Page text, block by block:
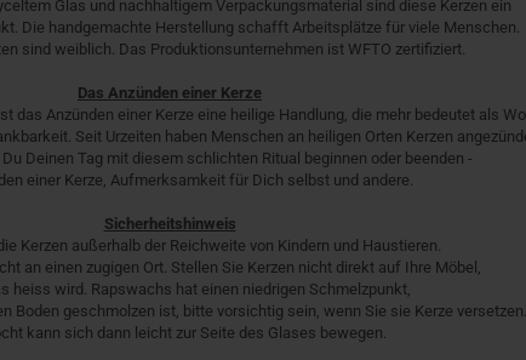
Glas und nachhaltigem Verpackungsmaterial sind diese Kerzen ein
Die handgemachte Herstellung schafft Arbeitsplätze für viele Menschen.
sind weiblich. Das Produktionsunternehmen ist WFTO zertifiziert.
Das Anzünden einer Kerze
das Anzünden einer Kerze eine heilige Handlung, die mehr bedeutet als
Seit Urzeiten haben Menschen an heiligen Orten Kerzen
Deinen Tag mit diesem schlichten Ritual beginnen oder beenden -
einer Kerze, Aufmerksamkeit für Dich selbst und andere.
Sicherheitshinweis
Kerzen außerhalb der Reichweite von Kindern und Haustieren.
an einen zugigen Ort. Stellen Sie Kerzen nicht direkt auf Ihre Möbel,
heiss wird. Rapswachs hat einen niedrigen Schmelzpunkt,
Boden geschmolzen ist, bitte vorsichtig sein, wenn Sie sie Kerze versetzen.
kann sich dann leicht zur Seite des Glases bewegen.